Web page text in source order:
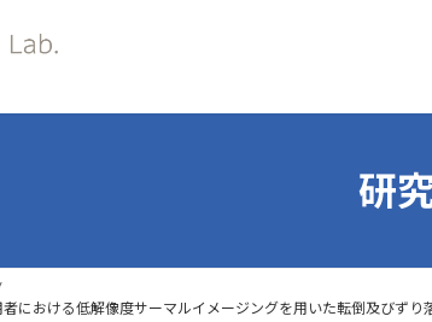
研
における低解像度サーマルイメージングを用いた転倒及びず